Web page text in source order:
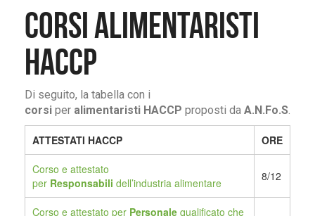
CORSI ALIMENTARISTI
HACCP
Di seguito, la tabella con i
corsi per alimentaristi HACCP proposti da A.N.Fo.S.
ATTESTATI HACCP ORE
Corso e attestato
per Responsabili dell’industria alimentare 8/12
Corso e attestato per Personale qualificato che